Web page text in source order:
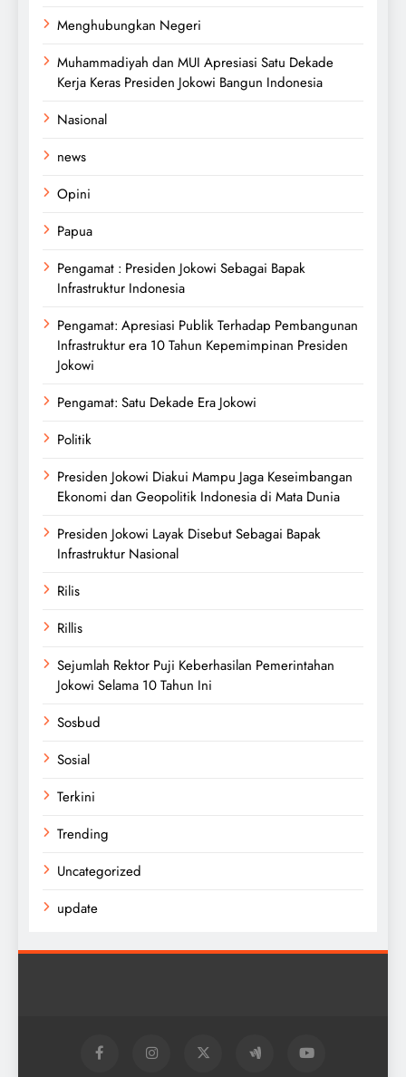
Menghubungkan Negeri
Muhammadiyah dan MUI Apresiasi Satu Dekade
Kerja Keras Presiden Jokowi Bangun Indonesia
Nasional
news
Opini
Papua
Pengamat : Presiden Jokowi Sebagai Bapak
Infrastruktur Indonesia
Pengamat: Apresiasi Publik Terhadap Pembangunan
Infrastruktur era 10 Tahun Kepemimpinan Presiden
Jokowi
Pengamat: Satu Dekade Era Jokowi
Politik
Presiden Jokowi Diakui Mampu Jaga Keseimbangan
Ekonomi dan Geopolitik Indonesia di Mata Dunia
Presiden Jokowi Layak Disebut Sebagai Bapak
Infrastruktur Nasional
Rilis
Rillis
Sejumlah Rektor Puji Keberhasilan Pemerintahan
Jokowi Selama 10 Tahun Ini
Sosbud
Sosial
Terkini
Trending
Uncategorized
update